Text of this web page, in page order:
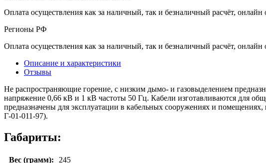
Оплата осуществления как за наличный, так и безналичный расчёт, онлайн
Регионы РФ
Оплата осуществления как за наличный, так и безналичный расчёт, онлайн
Описание и характеристики
Отзывы
Не распространяющие горение, с низким дымо- и газовыделением
напряжение 0,66 кВ и 1 кВ частоты 50 Гц. Кабели изготавливаются для
предназначены для эксплуатации в кабельных сооружениях и
Г-01-011-97).
Габариты:
Вес (грамм):
245